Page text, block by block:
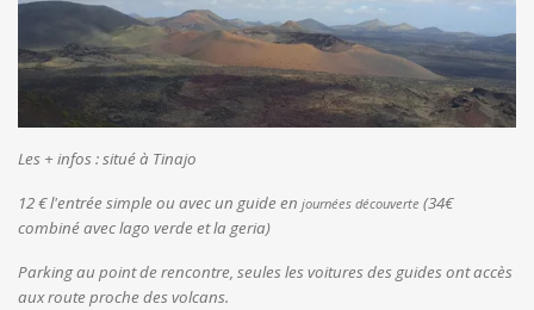
Les + infos :situé à Tinajo
12 € l'entrée simple ou avec un guide en journées découverte (34€
combiné avec lago verde et la geria)
Parking au point de rencontre, seules les voitures des guides ont accès
aux route proche des volcans.